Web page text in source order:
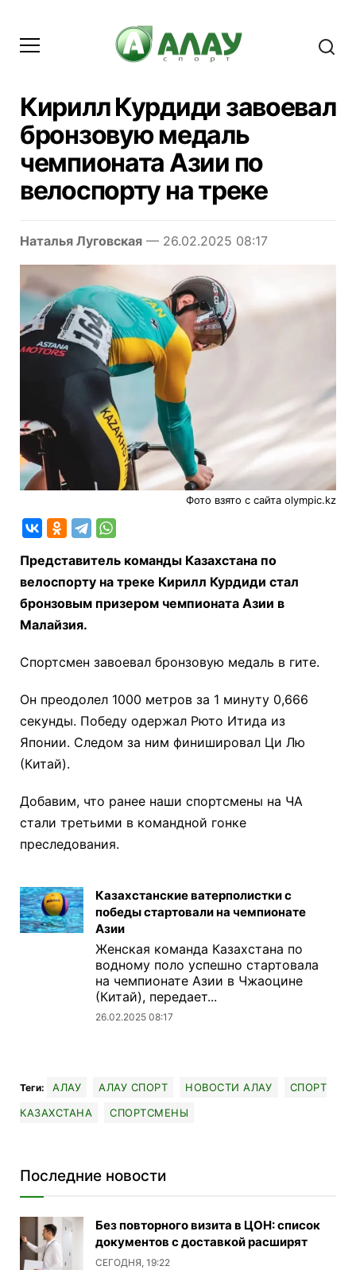
Кирилл Курдиди завоевал
бронзовую медаль
чемпионата Азии по
велоспорту на треке
Наталья Луговская — 26.02.2025 08:17
Фото взято с сайта olympic.kz
Представитель команды Казахстана по
велоспорту на треке Кирилл Курдиди стал
бронзовым призером чемпионата Азии в
Малайзия.
Спортсмен завоевал бронзовую медаль в гите.
Он преодолел 1000 метров за 1 минуту 0,666
секунды. Победу одержал Рюто Итида из
Японии. Следом за ним финишировал Ци Лю
(Китай).
Добавим, что ранее наши спортсмены на ЧА
стали третьими в командной гонке
преследования.
Казахстанские ватерполистки с
победы стартовали на чемпионате
Азии
Женская команда Казахстана по
водному поло успешно стартовала
на чемпионате Азии в Чжаоцине
(Китай), передает...
26.02.2025 08:17
Теги: АЛАУ АЛАУ СПОРТ НОВОСТИ АЛАУ
СПОРТ
КАЗАХСТАНА
СПОРТСМЕНЫ
Последние новости
Без повторного визита в ЦОН: список
документов с доставкой расширят
СЕГОДНЯ, 19:22